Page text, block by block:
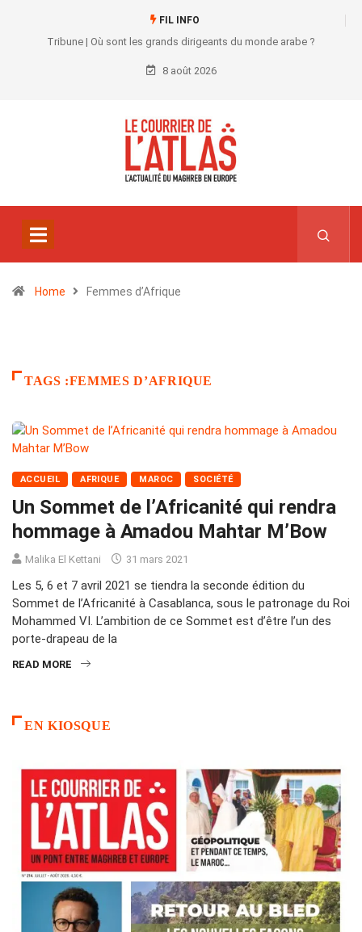
FIL INFO
Tribune | Où sont les grands dirigeants du monde arabe ?
8 août 2026
Home Femmes d’Afrique
TAGS :FEMMES D’AFRIQUE
ACCUEIL AFRIQUE MAROC SOCIÉTÉ
Un Sommet de l’Africanité qui rendra
hommage à Amadou Mahtar M’Bow
Malika El Kettani 31 mars 2021
Les 5, 6 et 7 avril 2021 se tiendra la seconde édition du
Sommet de l’Africanité à Casablanca, sous le patronage du Roi
Mohammed VI. L’ambition de ce Sommet est d’être l’un des
porte-drapeau de la
READ MORE
EN KIOSQUE